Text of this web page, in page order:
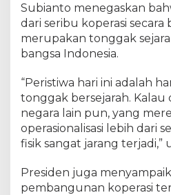
e
p
u
k
I
n
o
n
s
i
Subianto menegaskan
dari seribu koperasi secara
merupakan tonggak
bangsa Indonesia.
“Peristiwa hari ini adalah
tonggak bersejarah. Kalau
negara lain pun, yang
operasionalisasi lebih dari
fisik sangat jarang terjadi,”
Presiden juga
pembangunan koperasi